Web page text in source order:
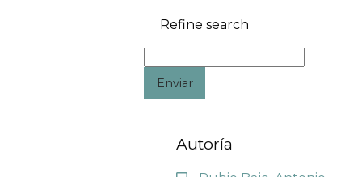
Refine search
Enviar
Autoría